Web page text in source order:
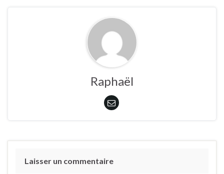
Raphaël
Laisser un commentaire